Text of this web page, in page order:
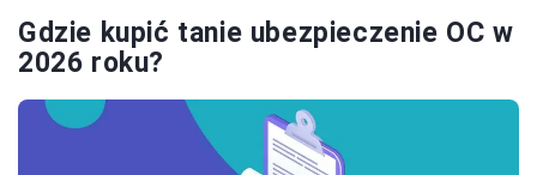
Gdzie kupić tanie ubezpieczenie OC w
2026 roku?